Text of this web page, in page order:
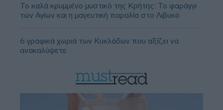
Το καλά κρυμμένο μυστικό της Κρήτης: Το φαράγγι
των Αγίων και η μαγευτική παραλία στο Λιβυκό
6 γραφικά χωριά των Κυκλάδων που αξίζει να
ανακαλύψετε